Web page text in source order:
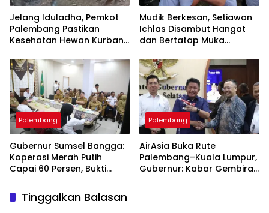
Jelang Iduladha, Pemkot
Palembang Pastikan
Kesehatan Hewan Kurban
Mudik Berkesan, Setiawan
Ichlas Disambut Hangat
dan Bertatap Muka
Palembang
Gubernur Sumsel Bangga:
Koperasi Merah Putih
Capai 60 Persen, Bukti
Palembang
AirAsia Buka Rute
Palembang–Kuala Lumpur,
Gubernur: Kabar Gembira
Tinggalkan Balasan